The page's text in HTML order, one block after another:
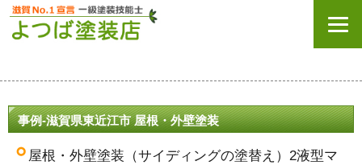
事例-滋賀県東近江市 屋根・外壁塗装
屋根・外壁塗装（サイディングの塗替え）2液型マ